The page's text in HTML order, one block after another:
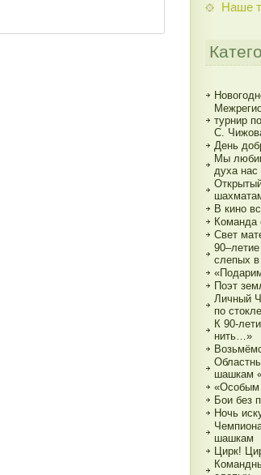
Наше
турнир
С.
День
Мы
духа нас
В кино
Команда
Свет
слепых
Поэт
Личный
по
К 90-
нить…»
шашкам
«Особым
Бои без
Ночь
шашкам
Цирк!